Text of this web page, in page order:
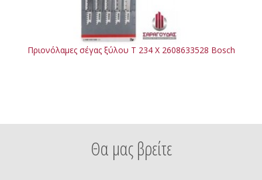
Πριονόλαμες σέγας ξύλου T 234 X 2608633528 Bosch
Θα μας βρείτε